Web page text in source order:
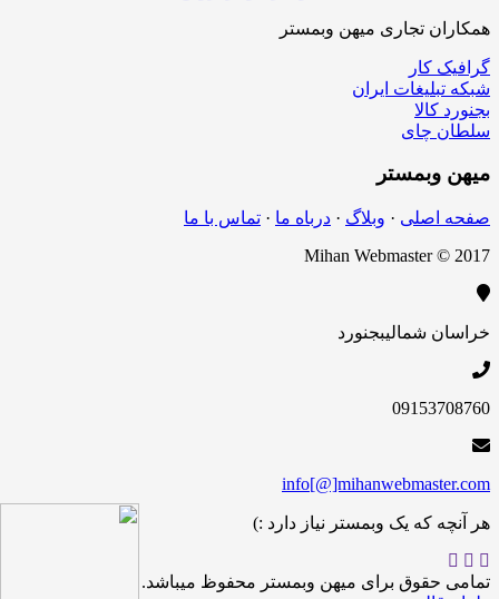
همکاران تجاری میهن وبمستر
گرافیک کار
شبکه تبلیغات ایران
بجنورد کالا
سلطان چای
میهن وبمستر
صفحه اصلی · وبلاگ · درباه ما · تماس با ما
Mihan Webmaster © 2017
خراسان شمالیبجنورد
09153708760
info[@]mihanwebmaster.com
هر آنچه که یک وبمستر نیاز دارد :)
تمامی حقوق برای میهن وبمستر محفوظ میباشد.